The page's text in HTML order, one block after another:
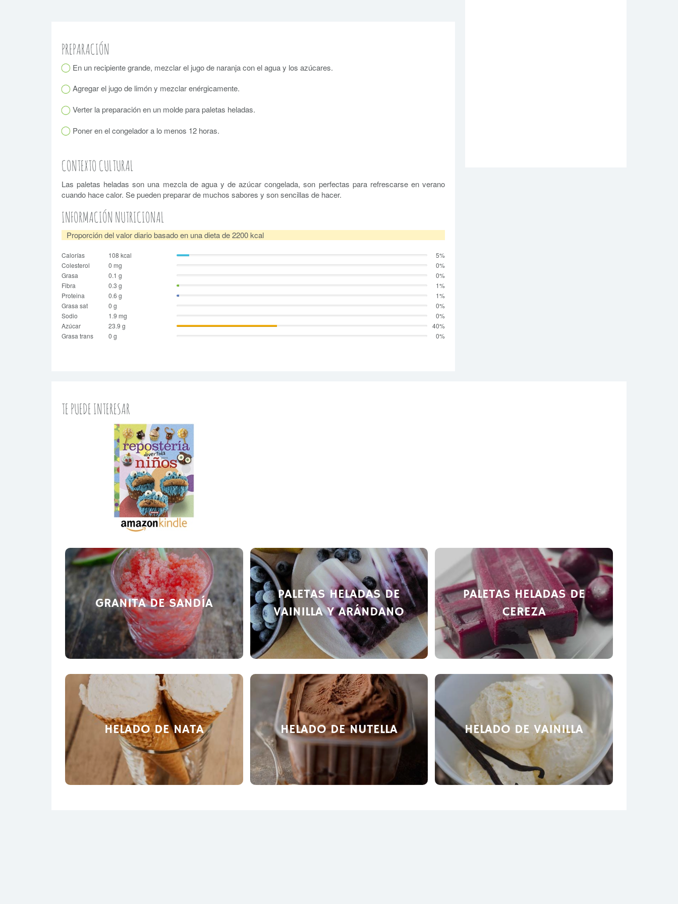
PREPARACIÓN
En un recipiente grande, mezclar el jugo de naranja con el agua y los azúcares.
Agregar el jugo de limón y mezclar enérgicamente.
Verter la preparación en un molde para paletas heladas.
Poner en el congelador a lo menos 12 horas.
CONTEXTO CULTURAL
Las paletas heladas son una mezcla de agua y de azúcar congelada, son perfectas para refrescarse en verano
cuando hace calor. Se pueden preparar de muchos sabores y son sencillas de hacer.
INFORMACIÓN NUTRICIONAL
Proporción del valor diario basado en una dieta de 2200 kcal
Calorías 108 kcal
5%
Colesterol
0 mg
0%
Grasa
0.1 g
0%
Fibra
0.3 g
1%
Proteina
0.6 g
1%
Grasa sat
0 g
0%
Sodio
1.9 mg
0%
Azúcar
23.9 g
40%
Grasa trans
0 g 0%
TE PUEDE INTERESAR
GRANITA DE SANDÍA
PALETAS HELADAS DE
VAINILLA Y ARÁNDANO
PALETAS HELADAS DE
CEREZA
HELADO DE NATA HELADO DE NUTELLA HELADO DE VAINILLA